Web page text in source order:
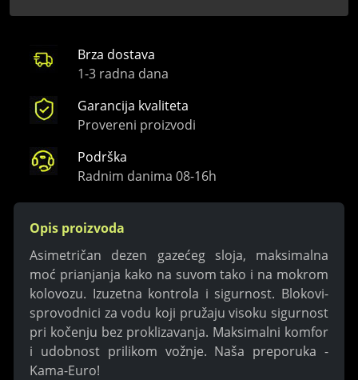
Brza dostava
1-3 radna dana
Garancija kvaliteta
Provereni proizvodi
Podrška
Radnim danima 08-16h
Opis proizvoda
Asimetričan dezen gazećeg sloja, maksimalna
moć prianjanja kako na suvom tako i na mokrom
kolovozu. Izuzetna kontrola i sigurnost. Blokovi-
sprovodnici za vodu koji pružaju visoku sigurnost
pri kočenju bez proklizavanja. Maksimalni komfor
i udobnost prilikom vožnje. Naša preporuka -
Kama-Euro!